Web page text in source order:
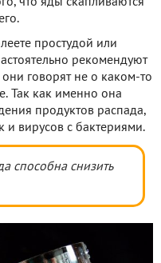
простудой или
рекомендуют
говорят не о каком-то
Так как именно она
продуктов распада,
и вирусов с бактериями.
способна снизить